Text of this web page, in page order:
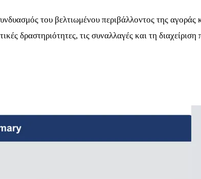
του βελτιωμένου περιβάλλοντος της
δραστηριότητες, τις συναλλαγές και τη